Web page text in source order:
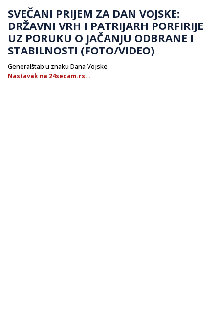
SVEČANI PRIJEM ZA DAN VOJSKE:
DRŽAVNI VRH I PATRIJARH PORFIRIJE
UZ PORUKU O JAČANJU ODBRANE I
STABILNOSTI (FOTO/VIDEO)
Generalštab u znaku Dana Vojske
Nastavak na 24sedam.rs...